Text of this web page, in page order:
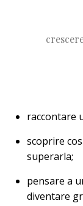
raccontare
scoprire
superarla;
pensare a
diventare